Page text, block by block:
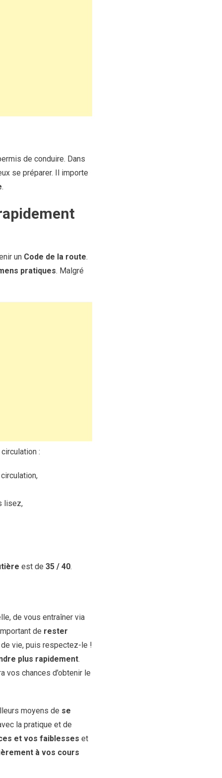
de conduire. Dans
se préparer. Il importe
.
un Code de la route.
pratiques. Malgré
:
lisez,
est de 35 / 40.
de vous entraîner via
de rester
vie, puis respectez-le !
plus rapidement.
vos chances d’obtenir le
moyens de se
la pratique et de
et vos faiblesses et
à vos cours